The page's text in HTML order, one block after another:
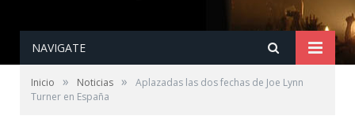
NAVIGATE
Inicio » Noticias »
Aplazadas las dos fechas de Joe Lynn
Turner en España